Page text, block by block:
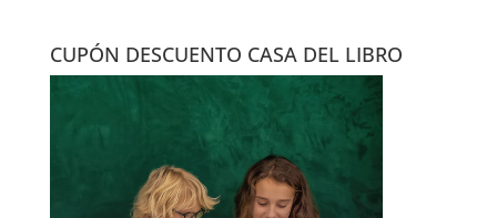
CUPÓN DESCUENTO CASA DEL LIBRO